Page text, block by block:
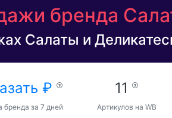
бренда
Салаты и
₽
бренда за 7 дней
11
Артикулов на WB